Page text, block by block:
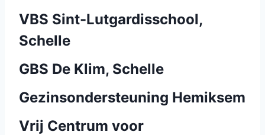
VBS Sint-Lutgardisschool,
Schelle
GBS De Klim, Schelle
Gezinsondersteuning Hemiksem
Vrij Centrum voor